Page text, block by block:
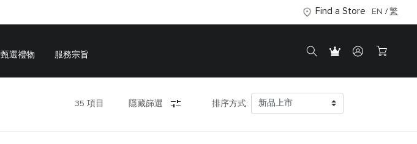
Find a Store EN 繁
甄選禮物 服務宗旨
35 項目 隱藏篩選 排序方式: